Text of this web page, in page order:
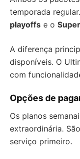
temporada
playoffs e o
A diferença
disponíveis. O
com
Opções de
Os planos
extraordinária.
serviço primeiro.